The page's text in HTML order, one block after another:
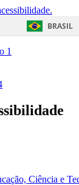
BRASIL
1
Ciência e